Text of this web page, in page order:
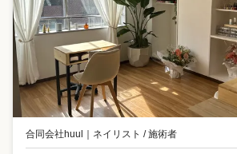
合同会社huul ネイリスト / 施術者